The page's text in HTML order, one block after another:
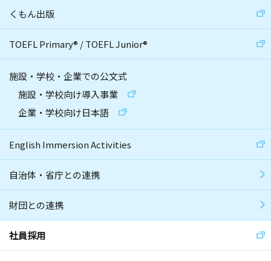
くもん出版
TOEFL Primary® /TOEFL Junior®
施設・学校・企業での公文式
施設・学校向け導入事業
企業・学校向け日本語
English Immersion Activities
自治体・省庁との連携
財団との連携
社員採用